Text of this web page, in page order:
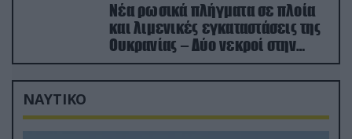
Νέα ρωσικά πλήγματα σε πλοία
και λιμενικές εγκαταστάσεις της
Ουκρανίας – Δύο νεκροί στην
Κριμαία
ΝΑΥΤΙΚΟ